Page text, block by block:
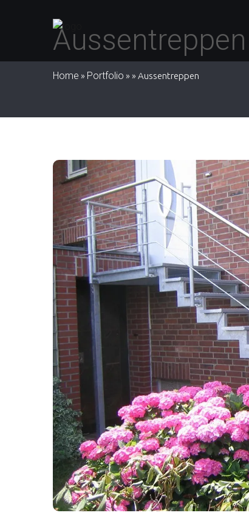
Aussentreppen
Home » Portfolio » » Aussentreppen